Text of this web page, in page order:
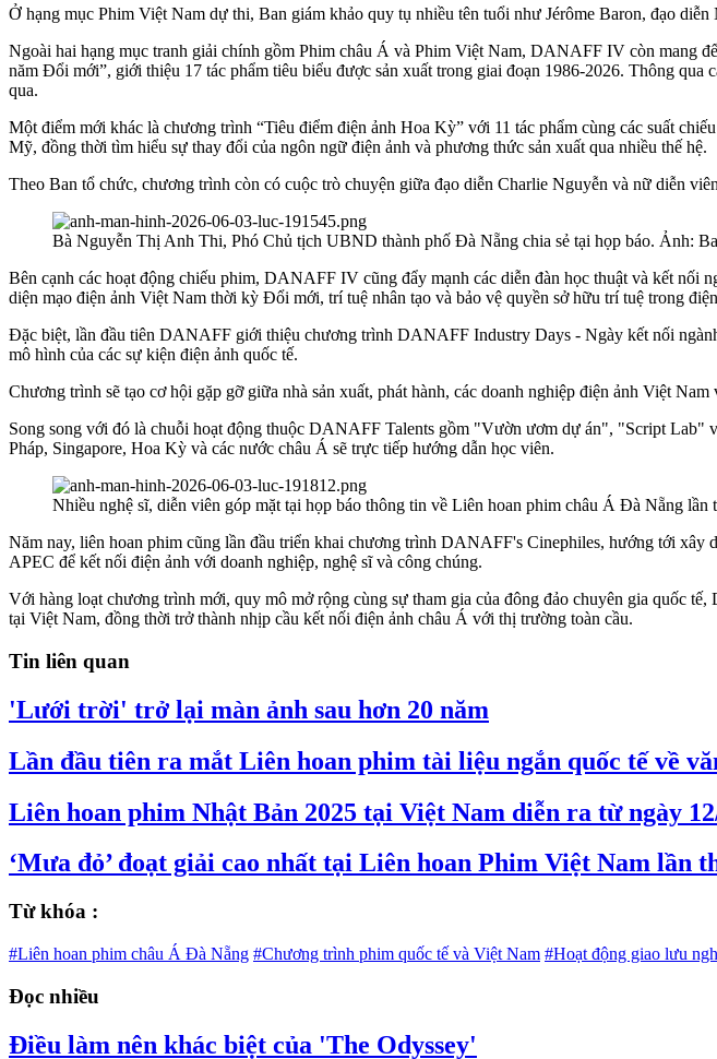
Ở hạng mục Phim Việt Nam dự thi, Ban giám khảo quy tụ nhiều tên tuổi như Jérôme Baron, đạo
Ngoài hai hạng mục tranh giải chính gồm Phim châu Á và Phim Việt Nam, DANAFF IV còn mang
năm Đổi mới”, giới thiệu 17 tác phẩm tiêu biểu được sản xuất trong giai đoạn 1986-2026. Thông
qua.
Một điểm mới khác là chương trình “Tiêu điểm điện ảnh Hoa Kỳ” với 11 tác phẩm cùng các suất
Mỹ, đồng thời tìm hiểu sự thay đổi của ngôn ngữ điện ảnh và phương thức sản xuất qua nhiều thế hệ.
Theo Ban tổ chức, chương trình còn có cuộc trò chuyện giữa đạo diễn Charlie Nguyễn và nữ diễn
Bà Nguyễn Thị Anh Thi, Phó Chủ tịch UBND thành phố Đà Nẵng chia sẻ tại họp báo. Ảnh:
Bên cạnh các hoạt động chiếu phim, DANAFF IV cũng đẩy mạnh các diễn đàn học thuật và kết nối
diện mạo điện ảnh Việt Nam thời kỳ Đổi mới, trí tuệ nhân tạo và bảo vệ quyền sở hữu trí tuệ trong
Đặc biệt, lần đầu tiên DANAFF giới thiệu chương trình DANAFF Industry Days - Ngày kết nối
mô hình của các sự kiện điện ảnh quốc tế.
Chương trình sẽ tạo cơ hội gặp gỡ giữa nhà sản xuất, phát hành, các doanh nghiệp điện ảnh Việt
Song song với đó là chuỗi hoạt động thuộc DANAFF Talents gồm "Vườn ươm dự án", "Script Lab"
Pháp, Singapore, Hoa Kỳ và các nước châu Á sẽ trực tiếp hướng dẫn học viên.
Nhiều nghệ sĩ, diễn viên góp mặt tại họp báo thông tin về Liên hoan phim châu Á Đà Nẵng
Năm nay, liên hoan phim cũng lần đầu triển khai chương trình DANAFF's Cinephiles, hướng tới
APEC để kết nối điện ảnh với doanh nghiệp, nghệ sĩ và công chúng.
Với hàng loạt chương trình mới, quy mô mở rộng cùng sự tham gia của đông đảo chuyên gia quốc
tại Việt Nam, đồng thời trở thành nhịp cầu kết nối điện ảnh châu Á với thị trường toàn cầu.
Tin liên quan
'Lưới trời' trở lại màn ảnh sau hơn 20 năm
Lần đầu tiên ra mắt Liên hoan phim tài liệu ngắn quốc tế về
Liên hoan phim Nhật Bản 2025 tại Việt Nam diễn ra từ ngày
‘Mưa đỏ’ đoạt giải cao nhất tại Liên hoan Phim Việt Nam lần
Từ khóa :
#Liên hoan phim châu Á Đà Nẵng #Chương trình phim quốc tế và Việt Nam #Hoạt động giao lưu
Đọc nhiều
Điều làm nên khác biệt của 'The Odyssey'